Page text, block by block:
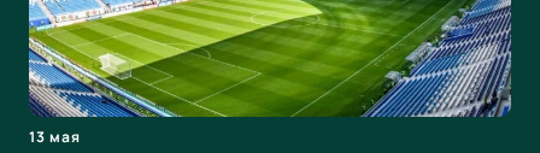
13 мая